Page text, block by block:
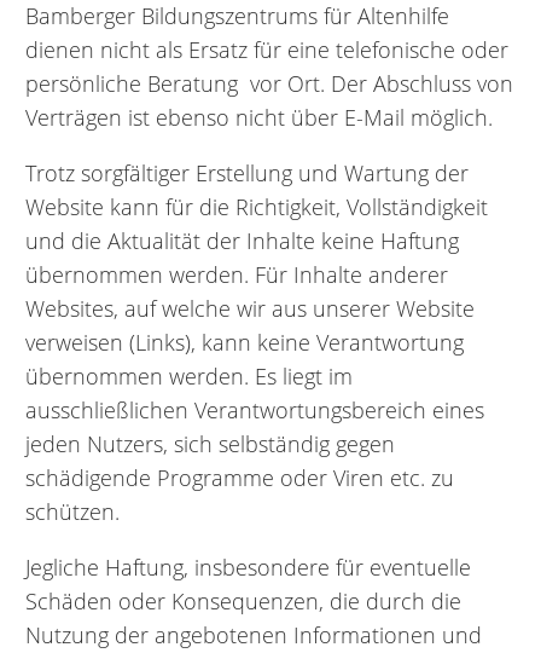
Bamberger Bildungszentrums für Altenhilfe
dienen nicht als Ersatz für eine telefonische oder
persönliche Beratung vor Ort. Der Abschluss von
Verträgen ist ebenso nicht über E-Mail möglich.
Trotz sorgfältiger Erstellung und Wartung der
Website kann für die Richtigkeit, Vollständigkeit
und die Aktualität der Inhalte keine Haftung
übernommen werden. Für Inhalte anderer
Websites, auf welche wir aus unserer Website
verweisen (Links), kann keine Verantwortung
übernommen werden. Es liegt im
ausschließlichen Verantwortungsbereich eines
jeden Nutzers, sich selbständig gegen
schädigende Programme oder Viren etc. zu
schützen.
Jegliche Haftung, insbesondere für eventuelle
Schäden oder Konsequenzen, die durch die
Nutzung der angebotenen Informationen und